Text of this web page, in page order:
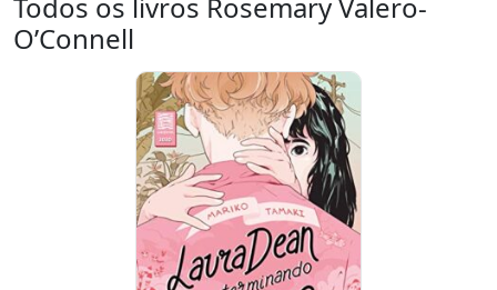
O’Connell